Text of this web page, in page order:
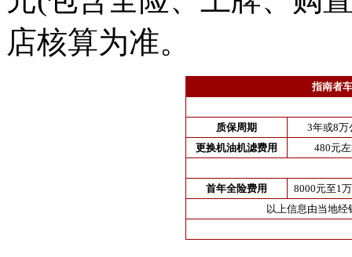
店核算为准。
指南者
质保周期
3年或8万
更换机油机滤费用
480元
首年全险费用
8000元至1
以上信息由当地